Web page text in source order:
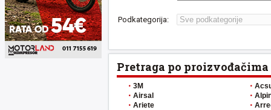
Podkategorija:
Pretraga po proizvođačima
3M
Airsal
Ariete